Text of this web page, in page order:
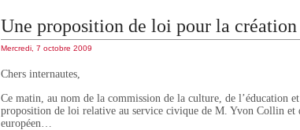
Une proposition de loi pour la
Mercredi, 7 octobre 2009
Chers internautes,
Ce matin, au nom de la commission de la culture, de l’éducation
proposition de loi relative au service civique de M. Yvon Collin et
européen…